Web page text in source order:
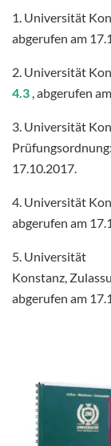
1. Universität
abgerufen am
2. Universität
4.3 , abgerufen
3. Universität
Prüfungsordnung:
17.10.2017.
4. Universität
abgerufen am
5. Universität
Konstanz,
abgerufen am